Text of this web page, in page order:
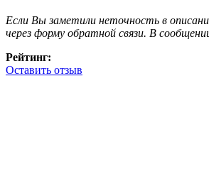
Если Вы заметили неточность в
через форму обратной связи. В
Рейтинг:
Оставить отзыв